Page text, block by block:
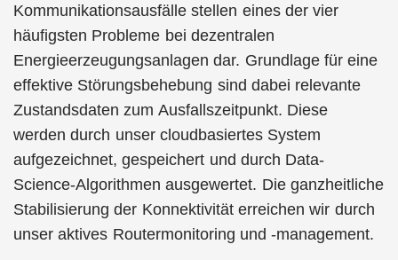
Kommunikationsausfälle stellen eines der vier
häufigsten Probleme bei dezentralen
Energieerzeugungsanlagen dar. Grundlage für eine
effektive Störungsbehebung sind dabei relevante
Zustandsdaten zum Ausfallszeitpunkt. Diese
werden durch unser cloudbasiertes System
aufgezeichnet, gespeichert und durch Data-
Science-Algorithmen ausgewertet. Die ganzheitliche
Stabilisierung der Konnektivität erreichen wir durch
unser aktives Routermonitoring und -management.